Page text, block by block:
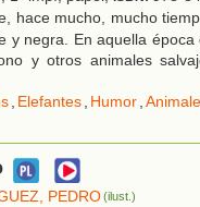
hace mucho, mucho
y negra. En aquella
y otros animales
, Elefantes, Humor,
PEDRO(ilust.)